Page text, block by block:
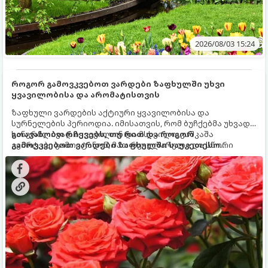
2026/08/03 15:24
როგორ გამოვკვებოთ ვარდები ზაფხულში უხვი
ყვავილობისა და არომატისთვის
ზაფხული ვარდების აქტიური ყვავილობისა და
სურნელების პერიოდია. იმისათვის, რომ ბუჩქებმა უხვად,
ხანგრძლივად იყვავილონ და მსხვილი, კაშკაშა
კვირტები გამოიტანონ, მათ რეგულარული და სწორი
გამოკვება სჭირდებათ. ზაფხულის პერიოდში მცენარის
მოთხოვნილებები იცვლება, ამიტომ მნიშვნელოვანია
ვიცოდეთ, რომელი სასუქები გამოიყენება ამ დროს.
გთავაზობთ რჩევებს, თუ რით და როგორ
გამოვკვებოთ ვარდები ზაფხულში საუკეთესო
შედეგის მისაღწევად: